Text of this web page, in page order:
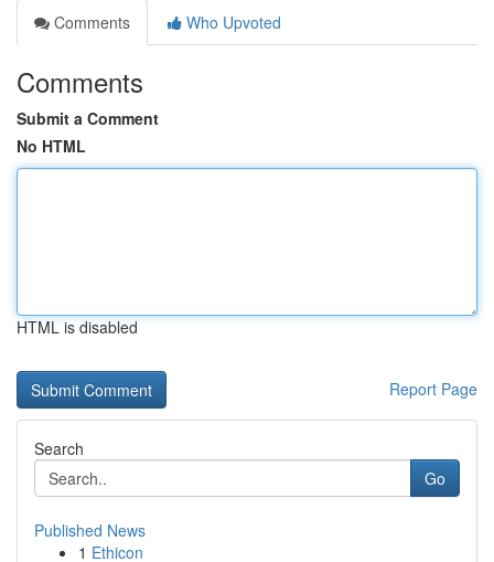
Comments
Who Upvoted
Comments
Submit a Comment
No HTML
HTML is disabled
Report Page
Search
Go
Published News
1 Ethicon